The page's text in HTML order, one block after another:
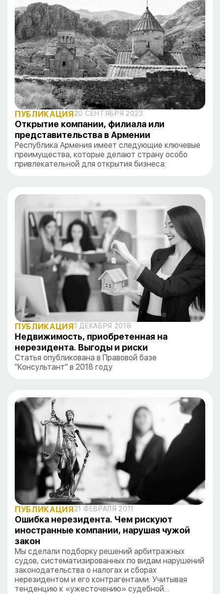
ПУБЛИКАЦИЯ20 СЕНТЯБРЯ 2023
Открытие компании, филиала или
представительства в Армении
Республика Армения имеет следующие ключевые
преимущества, которые делают страну особо
привлекательной для открытия бизнеса:
ПУБЛИКАЦИЯ1 ДЕКАБРЯ 2018
Недвижимость, приобретенная на
нерезидента. Выгоды и риски
Статья опубликована в Правовой базе
"Консультант" в 2018 году
ПУБЛИКАЦИЯ21 ФЕВРАЛЯ 2011
Ошибка нерезидента. Чем рискуют
иностранные компании, нарушая чужой
закон
Мы сделали подборку решений арбитражных
судов, систематизированных по видам нарушений
законодательства о налогах и сборах
нерезидентом и его контрагентами. Учитывая
тенденцию к «ужесточению» судебной…